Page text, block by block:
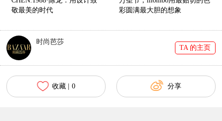
敬最美的时代
彩圆满最大胆的想象
时尚芭莎
TA 的主页
收藏 | 0 分享